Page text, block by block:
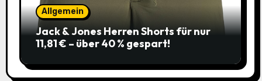
Allgemein
Jack & Jones Herren Shorts für nur
11,81 € – über 40 % gespart!